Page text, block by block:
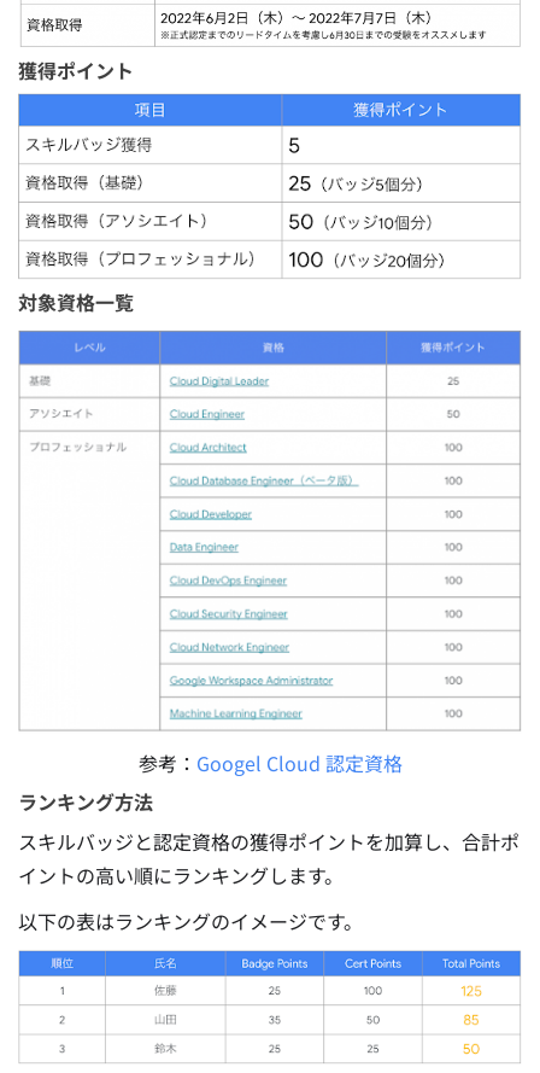
獲得ポイント
対象資格一覧
参考： Googel Cloud 認定資格
ランキング方法
スキルバッジと認定資格の獲得ポイントを加算し、合計ポ
イントの高い順にランキングします。
以下の表はランキングのイメージです。